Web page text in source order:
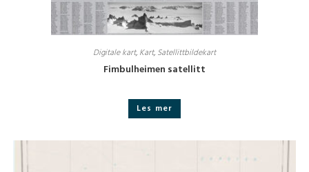
Digitale kart, Kart, Satellittbildekart
Fimbulheimen satellitt
Les mer